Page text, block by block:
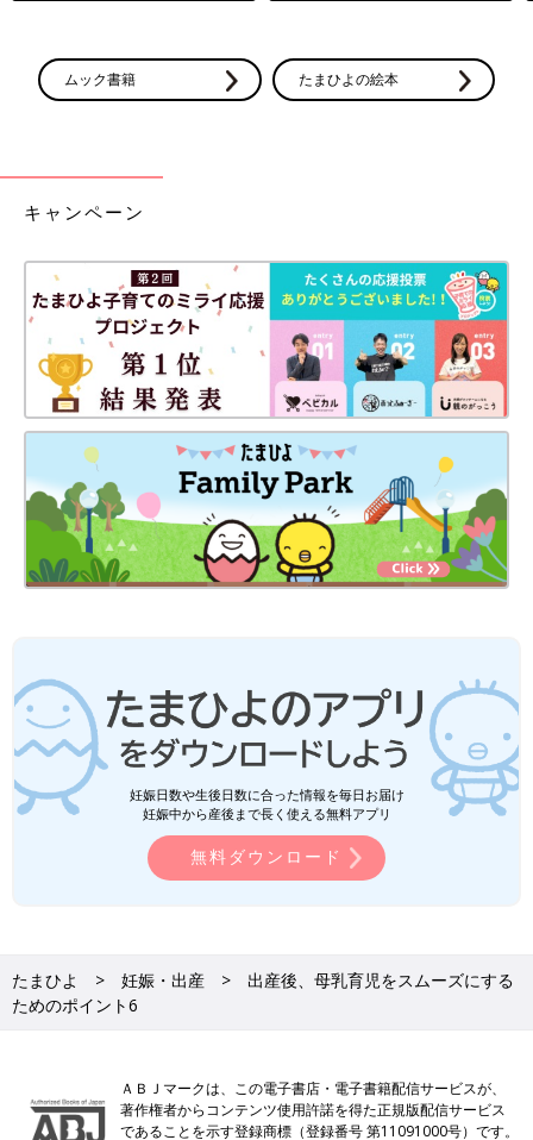
ムック書籍 たまひよの絵本
キャンペーン
妊娠日数や生後日数に合った情報を毎日お届け
妊娠中から産後まで長く使える無料アプリ
無料ダウンロード
たまひよ 妊娠・出産
出産後、母乳育児をスムーズにする
ためのポイント6
ＡＢＪマークは、この電子書店・電子書籍配信サービスが、
著作権者からコンテンツ使用許諾を得た正規版配信サービス
であることを示す登録商標（登録番号 第11091000号）です。